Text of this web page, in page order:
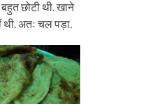
छोटी थी. खाने
थी. अतः चल पड़ा.